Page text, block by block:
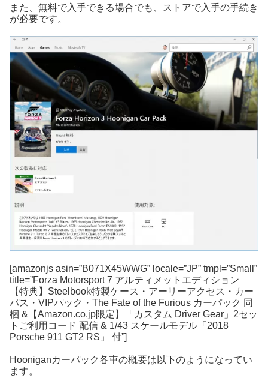
また、無料で入手できる場合でも、ストアで入手の手続き
が必要です。
[amazonjs asin=”B071X45WWG” locale=”JP” tmpl=”Small”
title=”Forza Motorsport 7 アルティメットエディション
【特典】Steelbook特製ケース・アーリーアクセス・カー
パス・VIPパック・The Fate of the Furious カーパック 同
梱 &【Amazon.co.jp限定】「カスタム Driver Gear」2セッ
トご利用コード 配信 & 1/43 スケールモデル「2018
Porsche 911 GT2 RS」 付”]
Hooniganカーパック各車の概要は以下のようになってい
ます。